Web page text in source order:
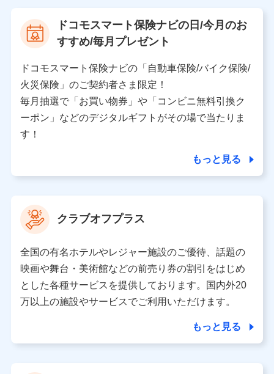
当社の対応品質向上やお問い合わせ内容の正確な把握のため
個人情報保護管理者の職名、連絡先
〒103-0013 東京都中央区日本橋人形町2-14-10 アー
バンネット日本橋ビル 3F
株式会社ドコモ・インシュアランス
個人情報の第三者提供について
当社は利用目的の達成に必要な範囲内において個人情報
の取り扱いの全部または一部を委託する場合がありま
す。
個人データの共同利用
当社は株式会社NTTドコモとの間で、以下のとおり個
人データを共同利用します。
ドコモスマート保険ナビの日/今月のお
すすめ/毎月プレゼント
ドコモスマート保険ナビの「自動車保険/バイク保険/
火災保険」のご契約者さま限定！
毎月抽選で「お買い物券」や「コンビニ無料引換ク
ーポン」などのデジタルギフトがその場で当たりま
す！
もっと見る
クラブオフプラス
全国の有名ホテルやレジャー施設のご優待、話題の
映画や舞台・美術館などの前売り券の割引をはじめ
とした各種サービスを提供しております。国内外20
万以上の施設やサービスでご利用いただけます。
もっと見る